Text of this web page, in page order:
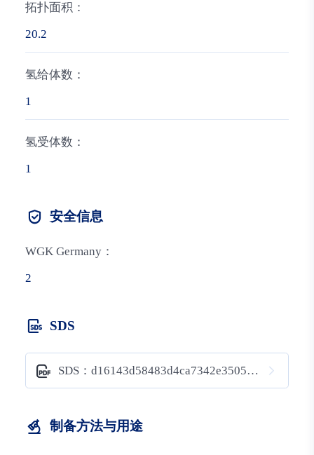
拓扑面积：
20.2
氢给体数：
1
氢受体数：
1
安全信息
WGK Germany：
2
SDS
SDS：d16143d58483d4ca7342e3505f8e5b49
制备方法与用途